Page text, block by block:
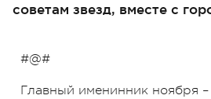
советам звезд, вместе с
#@#
Главный именинник ноября –